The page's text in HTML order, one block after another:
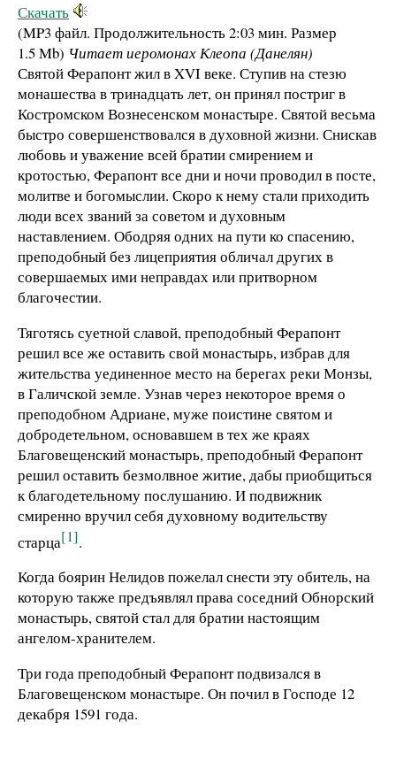
Скачать
(MP3 файл. Продолжительность2:03 мин. Размер
1.5 Mb) Читает иеромонах Клеопа (Данелян)
Святой Ферапонт жил в XVI веке. Ступив на стезю
монашества в тринадцать лет, он принял постриг в
Костромском Вознесенском монастыре. Святой весьма
быстро совершенствовался в духовной жизни. Снискав
любовь и уважение всей братии смирением и
кротостью, Ферапонт все дни и ночи проводил в посте,
молитве и богомыслии. Скоро к нему стали приходить
люди всех званий за советом и духовным
наставлением. Ободряя одних на пути ко спасению,
преподобный без лицеприятия обличал других в
совершаемых ими неправдах или притворном
благочестии.
Тяготясь суетной славой, преподобный Ферапонт
решил все же оставить свой монастырь, избрав для
жительства уединенное место на берегах реки Монзы,
в Галичской земле. Узнав через некоторое время о
преподобном Адриане, муже поистине святом и
добродетельном, основавшем в тех же краях
Благовещенский монастырь, преподобный Ферапонт
решил оставить безмолвное житие, дабы приобщиться
к благодетельному послушанию. И подвижник
смиренно вручил себя духовному водительству
старца[1].
Когда боярин Нелидов пожелал снести эту обитель, на
которую также предъявлял права соседний Обнорский
монастырь, святой стал для братии настоящим
ангелом-хранителем.
Три года преподобный Ферапонт подвизался в
Благовещенском монастыре. Он почил в Господе 12
декабря 1591 года.